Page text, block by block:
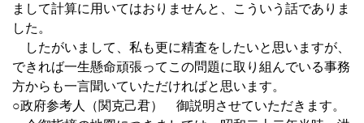
まして計算に用いてはおりませんと、こういう話でありま
した。
したがいまして、私も更に精査をしたいと思いますが、
できれば一生懸命頑張ってこの問題に取り組んでいる事務
方からも一言聞いていただければと思います。
○政府参考人（関克己君） 御説明させていただきます。